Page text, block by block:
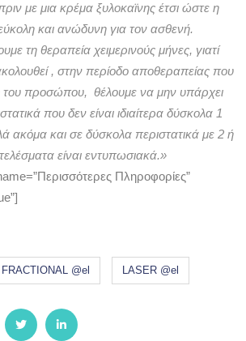
με μια κρέμα ξυλοκαϊνης έτσι ώστε η
και ανώδυνη για τον ασθενή.
τη θεραπεία χειμερινούς μήνες, γιατί
, στην περίοδο αποθεραπείας που
του προσώπου, θέλουμε να μην υπάρχει
που δεν είναι ιδιαίτερα δύσκολα 1
ακόμα και σε δύσκολα περιστατικά με 2 ή
είναι εντυπωσιακά.»
Πληροφορίες”
FRACTIONAL @el LASER @el